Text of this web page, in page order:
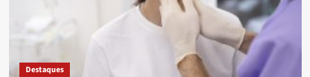
Destaques